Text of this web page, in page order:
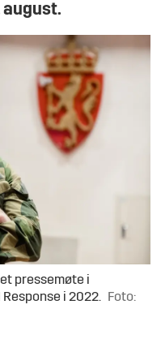
august.
et pressemøte i
i 2022.
Foto: